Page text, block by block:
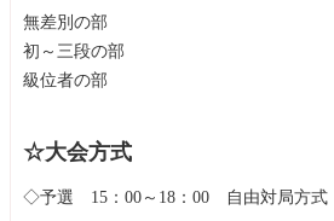
無差別の部
初～三段の部
級位者の部
☆大会方式
◇予選 15：00～18：00 自由対局方式